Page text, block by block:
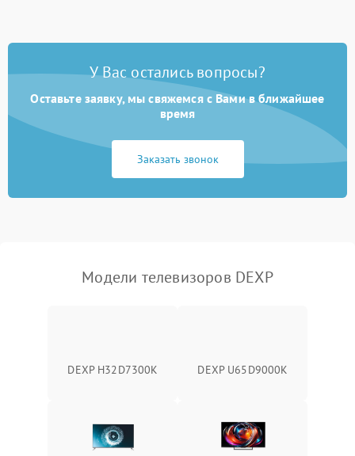
Сеть и подключения
Аудио
Сетевая
У Вас остались вопросы?
Оставьте заявку, мы свяжемся с Вами в ближайшее
время
Заказать звонок
Модели телевизоров DEXP
DEXP H32D7300K DEXP U65D9000K